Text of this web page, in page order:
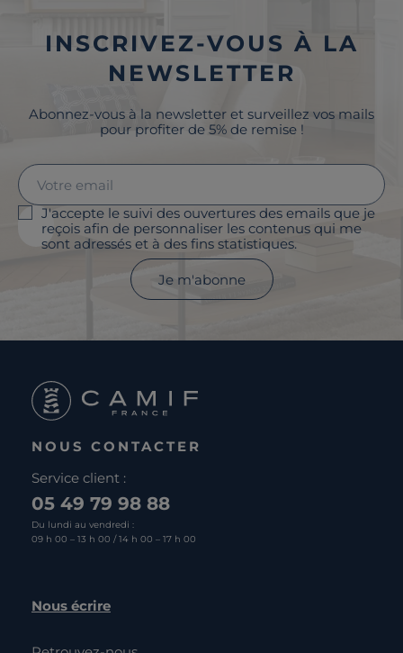
INSCRIVEZ-VOUS À LA
NEWSLETTER
Abonnez-vous à la newsletter et surveillez vos mails
pour profiter de 5% de remise !
J'accepte le suivi des ouvertures des emails que je
reçois afin de personnaliser les contenus qui me
sont adressés et à des fins statistiques.
Je m'abonne
NOUS CONTACTER
Service client :
05 49 79 98 88
Du lundi au vendredi :
09 h 00 – 13 h 00 / 14 h 00 – 17 h 00
Nous écrire